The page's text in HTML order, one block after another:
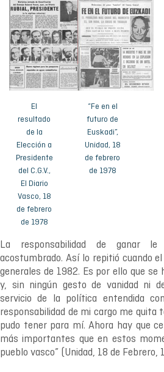
El
resultado
de la
Elección a
Presidente
del C.G.V.,
El Diario
Vasco, 18
de febrero
de 1978
“Fe en el
futuro de
Euskadi”,
Unidad, 18
de febrero
de 1978
La responsabilidad de ganar
acostumbrado. Así lo repitió cuando el
generales de 1982. Es por ello que se
y, sin ningún gesto de vanidad ni
servicio de la política entendida
responsabilidad de mi cargo me quita
pudo tener para mí. Ahora hay que
más importantes que en estos
pueblo vasco” (Unidad, 18 de Febrero,